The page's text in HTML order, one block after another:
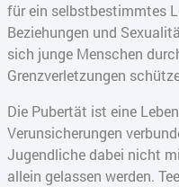
für ein selbstbestimmtes
Beziehungen und
sich junge Menschen
Grenzverletzungen
Die Pubertät ist eine
Verunsicherungen
Jugendliche dabei nicht
allein gelassen werden.